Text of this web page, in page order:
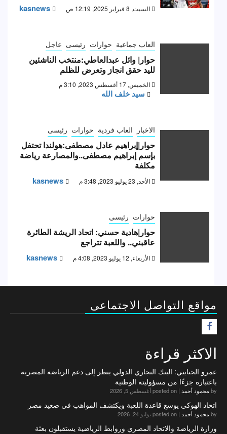
السبت, 8 فبراير 2025, 12:19 ص kasnews
العاب جماعية حوارات رئيسى عاجل
حوار| وائل عبدالعاطي:منتخب الناشئين
لليد حقق انجاز وتعرض للظلم
الخميس, 17 أغسطس 2023, 3:10 م
سيد خلف الله
الاخبار العاب فردية حوارات رئيسى
حوار|إبراهيم عادل مصطفى:هولندا تحتفل
بإسم إبراهيم مصطفى..والمصارعة رياضة
مكلفة
الأحد, 23 يوليو 2023, 3:48 م kasnews
حوارات رئيسى
حوار|هادية حسني: اتحاد الريشة الطائرة
عاقبني.. واللعبة تتراجع
الأربعاء, 12 يوليو 2023, 4:08 م kasnews
مواقع التواصل الاجتماعى
الاكثر قراءة
عمرو الجنايني: البنك التجاري الدولي ينظر إلى دعم الرياضة المصرية
باعتباره جزءًا من مسؤوليته الوطنية
by محمود أحمد | posted on أغسطس 5, 2026
اتحاد الهوكي يوسع قاعدة اللعبة ويكتشف المواهب في صعيد مصر
by محمود أحمد | posted on يوليو 24, 2026
وزارة الرياضة والاتحاد المصري وروابط الرياضية يستقبلون بعثة